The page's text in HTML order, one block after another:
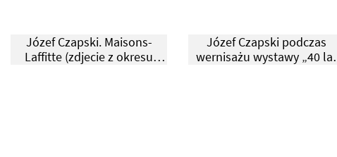
Józef Czapski. Maisons-
Laffitte (zdjecie z okresu
Józef Czapski podczas
wernisażu wystawy „40 lat